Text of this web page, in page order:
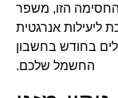
החסימה הזו, משפר
ליעילות אנרגטית
בחודש בחשבון
החשמל שלכם.